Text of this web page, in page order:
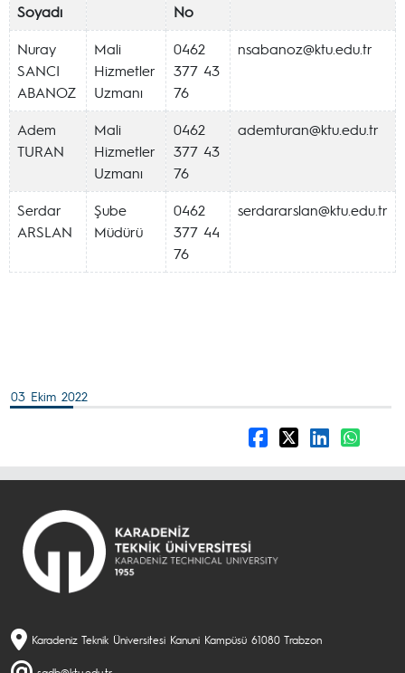
Soyadı
No
Nuray
SANCI
ABANOZ
Mali
Hizmetler
Uzmanı
0462
377 43
76
nsabanoz@ktu.edu.tr
Adem
TURAN
Mali
Hizmetler
Uzmanı
0462
377 43
76
ademturan@ktu.edu.tr
Serdar
ARSLAN
Şube
Müdürü
0462
377 44
76
serdararslan@ktu.edu.tr
03 Ekim 2022
Karadeniz Teknik Üniversitesi Kanuni Kampüsü 61080 Trabzon